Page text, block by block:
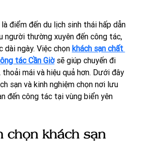
điểm đến du lịch sinh thái hấp dẫn
người thường xuyên đến công tác,
dài ngày. Việc chọn khách sạn chất
tác Cần Giờ sẽ giúp chuyến đi
mái và hiệu quả hơn. Dưới đây
sạn và kinh nghiệm chọn nơi lưu
đến công tác tại vùng biển yên
chọn khách sạn